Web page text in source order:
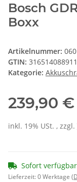
Bosch
Boxx
Artikelnummer:
GTIN:
Kategorie:
239,90 €
inkl. 19% USt. , zzgl.
Sofort verfügbar
Lieferzeit:0 Werktage